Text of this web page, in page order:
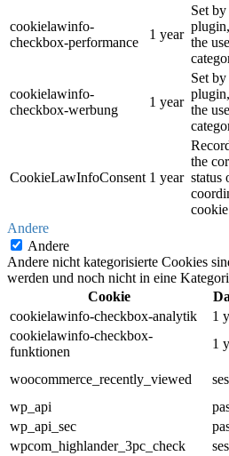
cookielawinfo-
checkbox-performance
1 year
Set
the
cookielawinfo-
checkbox-werbung
1 year
Set
the
CookieLawInfoConsent 1 year
the
status
Andere
Andere
Andere nicht kategorisierte Cookies
werden und noch nicht in eine
Cookie
cookielawinfo-checkbox-analytik
1
cookielawinfo-checkbox-
funktionen
1
woocommerce_recently_viewed
wp_api
wp_api_sec
wpcom_highlander_3pc_check